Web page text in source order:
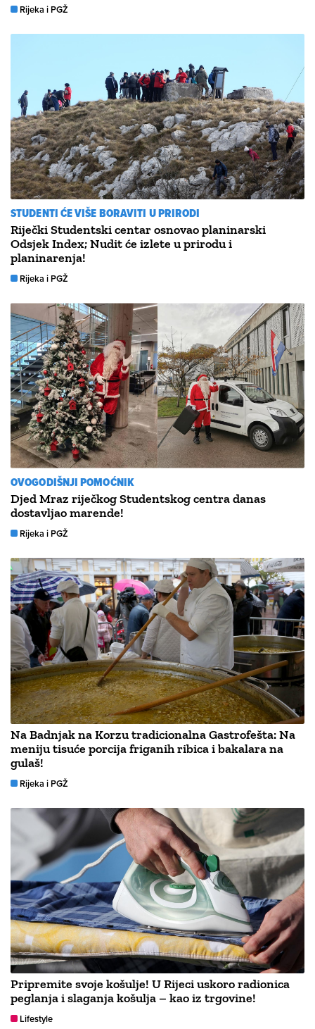
Rijeka i PGŽ
STUDENTI ĆE VIŠE BORAVITI U PRIRODI
Riječki Studentski centar osnovao planinarski
Odsjek Index; Nudit će izlete u prirodu i
planinarenja!
Rijeka i PGŽ
OVOGODIŠNJI POMOĆNIK
Djed Mraz riječkog Studentskog centra danas
dostavljao marende!
Rijeka i PGŽ
Na Badnjak na Korzu tradicionalna Gastrofešta: Na
meniju tisuće porcija friganih ribica i bakalara na
gulaš!
Rijeka i PGŽ
Pripremite svoje košulje! U Rijeci uskoro radionica
peglanja i slaganja košulja – kao iz trgovine!
Lifestyle